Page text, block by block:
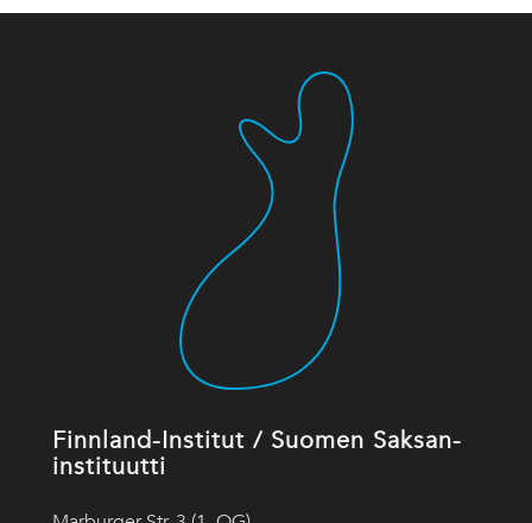
Finnland-Institut / Suomen Saksan-
instituutti